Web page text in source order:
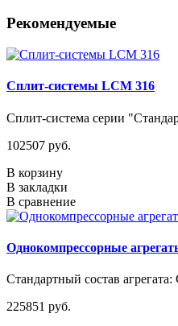
Рекомендуемые
Сплит-системы LCM 316
Сплит-система серии
102507 руб.
В корзину
В закладки
В сравнение
Однокомпрессорные
Стандартный состав
225851 руб.